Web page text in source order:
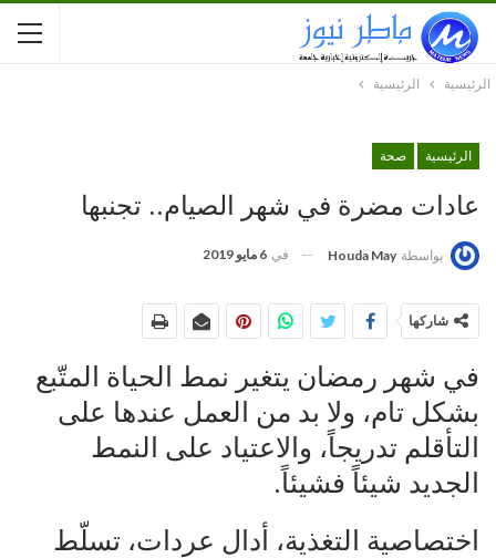
الرئيسية الرئيسية
الرئيسية صحة
عادات مضرة في شهر الصيام.. تجنبها
بواسطة Houda May في 6 مايو 2019
شاركها
في شهر رمضان يتغير نمط الحياة المتّبع
بشكل تام، ولا بد من العمل عندها على
التأقلم تدريجاً، والاعتياد على النمط
الجديد شيئاً فشيئاً.
اختصاصية التغذية، أدال عردات، تسلّط